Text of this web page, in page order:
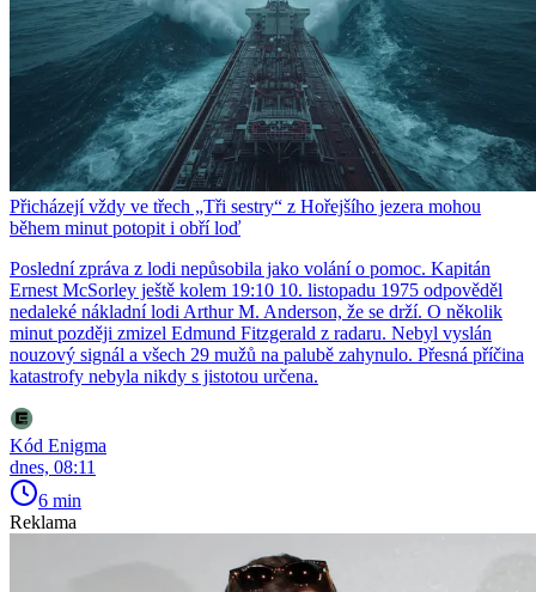
Přicházejí vždy ve třech „Tři sestry“ z Hořejšího jezera mohou
během minut potopit i obří loď
Poslední zpráva z lodi nepůsobila jako volání o pomoc. Kapitán
Ernest McSorley ještě kolem 19:10 10. listopadu 1975 odpověděl
nedaleké nákladní lodi Arthur M. Anderson, že se drží. O několik
minut později zmizel Edmund Fitzgerald z radaru. Nebyl vyslán
nouzový signál a všech 29 mužů na palubě zahynulo. Přesná příčina
katastrofy nebyla nikdy s jistotou určena.
Kód Enigma
dnes, 08:11
6 min
Reklama